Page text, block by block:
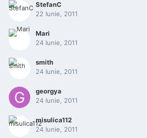
StefanC
22 Iunie, 2011
Mari
24 Iunie, 2011
smith
24 Iunie, 2011
georgya
24 Iunie, 2011
misulica112
24 Iunie, 2011